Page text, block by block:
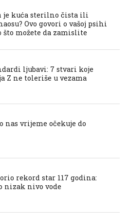
je kuća sterilno čista ili
Ovo govori o vašoj psihi
što možete da zamislite
ljubavi: 7 stvari koje
Z ne toleriše u vezama
nas vrijeme očekuje do
rekord star 117 godina:
nizak nivo vode